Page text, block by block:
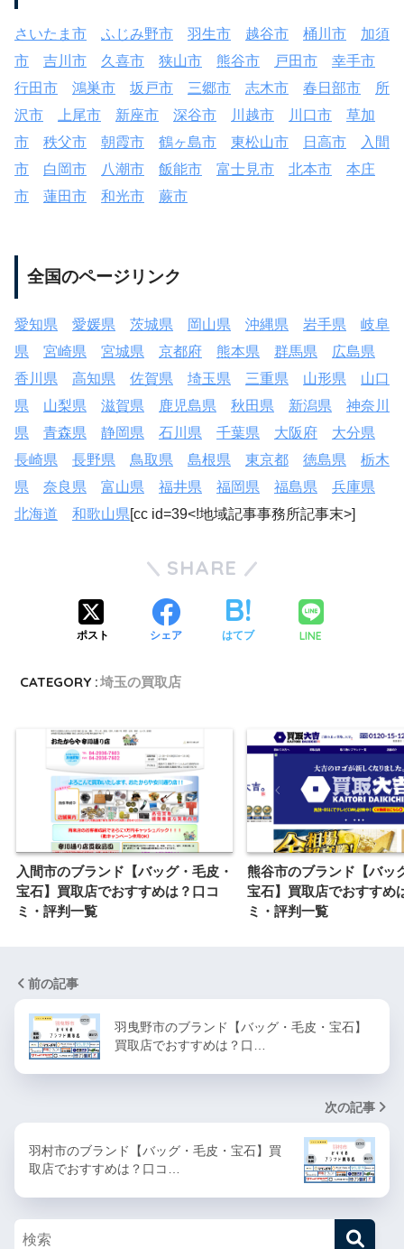
さいたま市 ふじみ野市 羽生市 越谷市 桶川市
加須
市
吉川市 久喜市 狭山市 熊谷市 戸田市
幸手市
行田市
鴻巣市 坂戸市 三郷市 志木市 春日部市
所
沢市
上尾市 新座市 深谷市 川越市 川口市
草加
市
秩父市 朝霞市 鶴ヶ島市 東松山市 日高市
入間
市
白岡市 八潮市 飯能市 富士見市 北本市
本庄
市
蓮田市 和光市 蕨市
全国のページリンク
愛知県 愛媛県 茨城県 岡山県 沖縄県 岩手県
岐阜
県
宮崎県 宮城県 京都府 熊本県 群馬県
広島県
香川県
高知県 佐賀県 埼玉県 三重県 山形県
山口
県
山梨県 滋賀県 鹿児島県 秋田県 新潟県
神奈川
県
青森県 静岡県 石川県 千葉県 大阪府
大分県
長崎県
長野県 鳥取県 島根県 東京都 徳島県
栃木
県
奈良県 富山県 福井県 福岡県 福島県
兵庫県
北海道
和歌山県[cc id=39<!地域記事事務所記事末>]
SHARE
ポスト シェア はてブ LINE
CATEGORY :埼玉の買取店
入間市のブランド【バッグ・毛皮・
宝石】買取店でおすすめは？口コ
ミ・評判一覧
熊谷市のブランド【バッ
宝石】買取店でおすすめ
ミ・評判一覧
前の記事
羽曳野市のブランド【バッグ・毛皮・宝石】
買取店でおすすめは？口…
次の記事
羽村市のブランド【バッグ・毛皮・宝石】買
取店でおすすめは？口コ…